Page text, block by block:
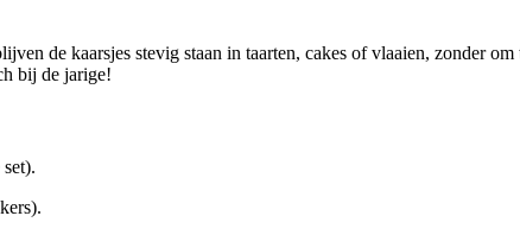
de kaarsjes stevig staan in taarten, cakes of vlaaien, zonder
bij de jarige!